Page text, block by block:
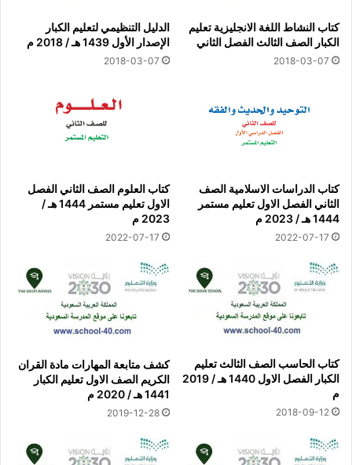
كتاب النشاط اللغة الانجليزية تعليم
الكبار الصف الثالث الفصل الثاني
2018-03-07
الدليل التنظيمي لتعليم الكبار
الإصدار الأول 1439 هـ / 2018 م
2018-03-07
كتاب الدراسات الاسلامية الصف
الثاني الفصل الاول تعليم مستمر
1444 هـ / 2023 م
2022-07-17
كتاب العلوم الصف الثاني الفصل
الاول تعليم مستمر 1444 هـ /
2023 م
2022-07-17
كتاب الحاسب الصف الثالث تعليم
الكبار الفصل الاول 1440 هـ / 2019
م
2018-09-12
كشف متابعة المهارات مادة القران
الكريم الصف الاول تعليم الكبار
1441 هـ / 2020 م
2019-12-28